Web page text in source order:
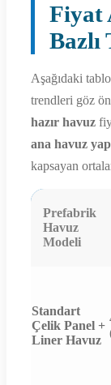
Fiyat
Aşağıdaki
trendleri göz
hazır havuz
ana havuz
kapsayan
Prefabrik
Havuz
Modeli
Standart
Çelik Panel +
Liner Havuz